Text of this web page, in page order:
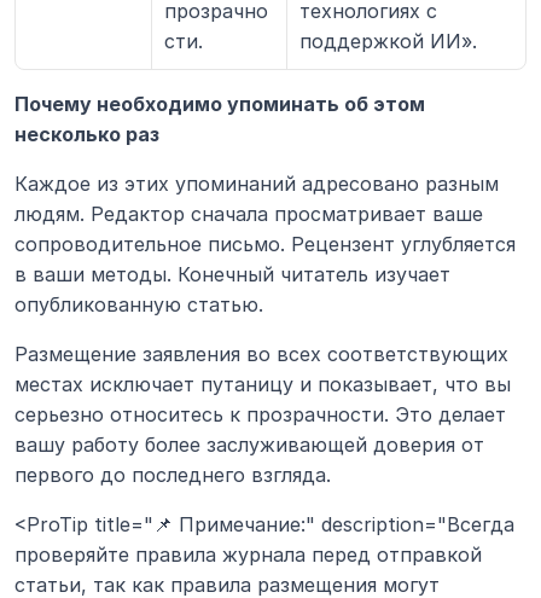
прозрачно
сти.
технологиях с
поддержкой ИИ».
Почему необходимо упоминать об этом
несколько раз
Каждое из этих упоминаний адресовано разным
людям. Редактор сначала просматривает ваше
сопроводительное письмо. Рецензент углубляется
в ваши методы. Конечный читатель изучает
опубликованную статью.
Размещение заявления во всех соответствующих
местах исключает путаницу и показывает, что вы
серьезно относитесь к прозрачности. Это делает
вашу работу более заслуживающей доверия от
первого до последнего взгляда.
<ProTip title="📌 Примечание:" description="Всегда
проверяйте правила журнала перед отправкой
статьи, так как правила размещения могут